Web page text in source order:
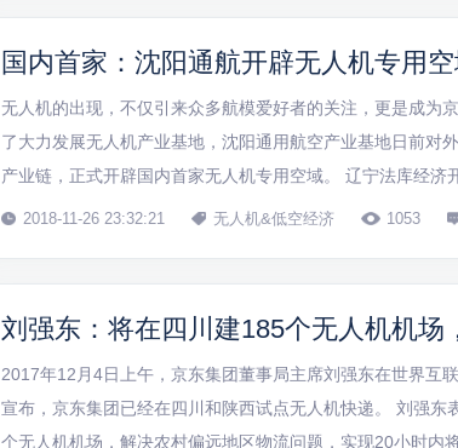
国内首家：沈阳通航开辟无人机专用
无人机的出现，不仅引来众多航模爱好者的关注，更是成为
了大力发展无人机产业基地，沈阳通用航空产业基地日前对
产业链，正式开辟国内首家无人机专用空域。 辽宁法库经济
力发展涵盖无人机在内的通航基地建设宏观背景，法库通航
2018-11-26 23:32:21 无人机&低空经济 1053
刘强东：将在四川建185个无人机机场
2017年12月4日上午，京东集团董事局主席刘强东在世界互
宣布，京东集团已经在四川和陕西试点无人机快递。 刘强东
个无人机机场，解决农村偏远地区物流问题，实现20小时内